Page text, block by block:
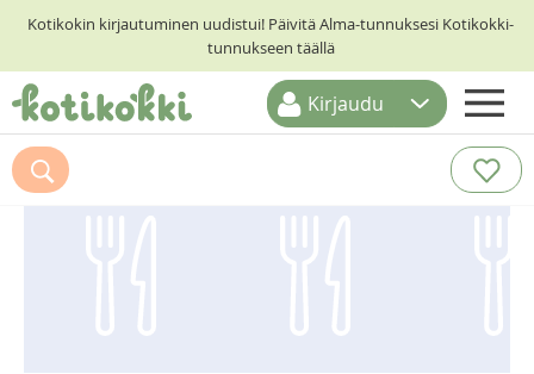
Kotikokin kirjautuminen uudistui! Päivitä Alma-tunnuksesi Kotikokki-
tunnukseen täällä
ETUSIVU
RESEPTIHAKU
Kirjaudu
Suosittelemme myös